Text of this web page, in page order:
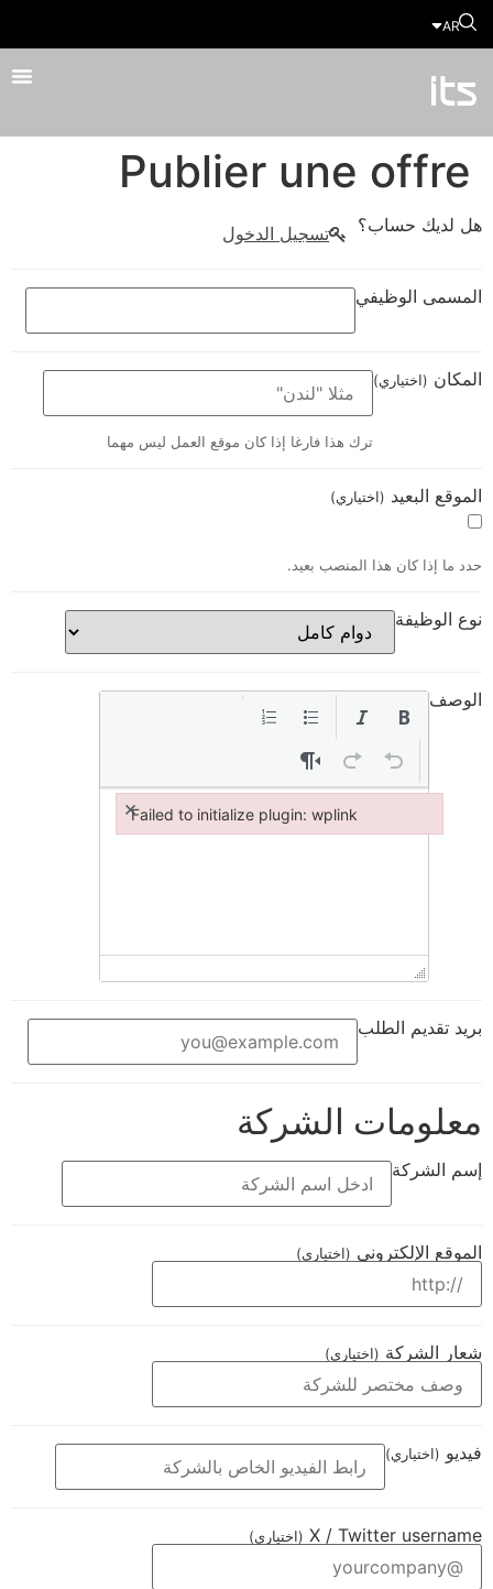
AR
Publier une offre
هل لديك حساب؟ تسجيل الدخول
المسمى الوظيفي
المكان (اختياري)
ترك هذا فارغا إذا كان موقع العمل ليس مهما
الموقع البعيد (اختياري)
حدد ما إذا كان هذا المنصب بعيد.
نوع الوظيفة
الوصف
بريد تقديم الطلب
معلومات الشركة
إسم الشركة
الموقع الإلكتروني (اختياري)
شعار الشركة (اختياري)
فيديو (اختياري)
X / Twitter username (اختياري)
Failed to initialize plugin: wplink
×
Failed to initialize plugin: wplink